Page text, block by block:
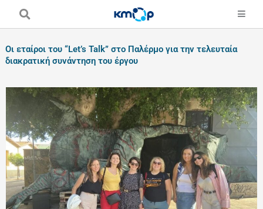
Οι εταίροι του “Let’s Talk” στο Παλέρμο για την τελευταία
διακρατική συνάντηση του έργου